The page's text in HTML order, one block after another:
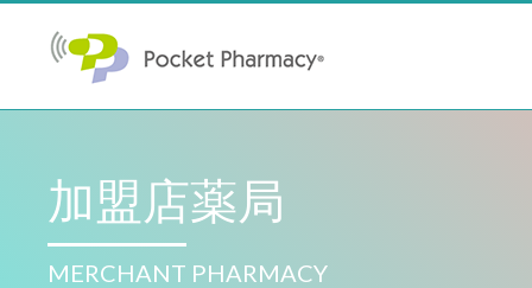
加盟店薬局
MERCHANT PHARMACY